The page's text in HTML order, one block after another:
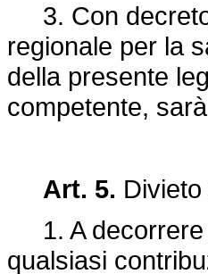
3. Con decreto
regionale per la
della presente
competente,
Art. 5.
1. A decorrere
qualsiasi